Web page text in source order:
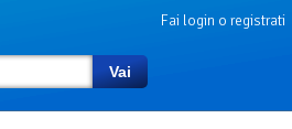
Fai login o registrati
Vai